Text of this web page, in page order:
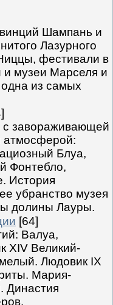
Шампань и
Лазурного
фестивали в
музеи Марселя и
из самых
с завораживающей
атмосферой:
Блуа,
Фонтебло,
История
убранство музея
долины Лауры.
[64]
Валуа,
XIV Великий-
Людовик IX
Мария-
Династия